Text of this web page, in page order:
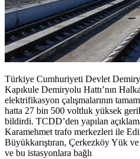
Türkiye Cumhuriyeti Devlet
Kapıkule Demiryolu Hattı’nın
elektrifikasyon çalışmalarının
hatta 27 bin 500 voltluk yüksek
bildirdi. TCDD’den yapılan
Karamehmet trafo merkezleri ile
Büyükkarıştıran, Çerkezköy Yük
ve bu istasyonlara bağlı